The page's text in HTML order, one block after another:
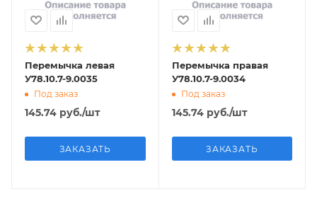
Перемычка левая
У78.10.7-9.0035
Под заказ
145.74 руб./шт
ЗАКАЗАТЬ
Перемычка правая
У78.10.7-9.0034
Под заказ
145.74руб./шт
ЗАКАЗАТЬ